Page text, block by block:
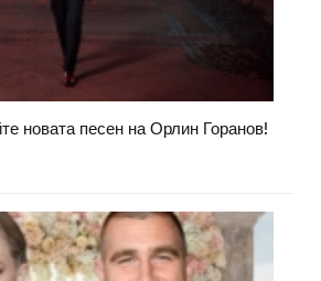
новата песен на Орлин Горанов!